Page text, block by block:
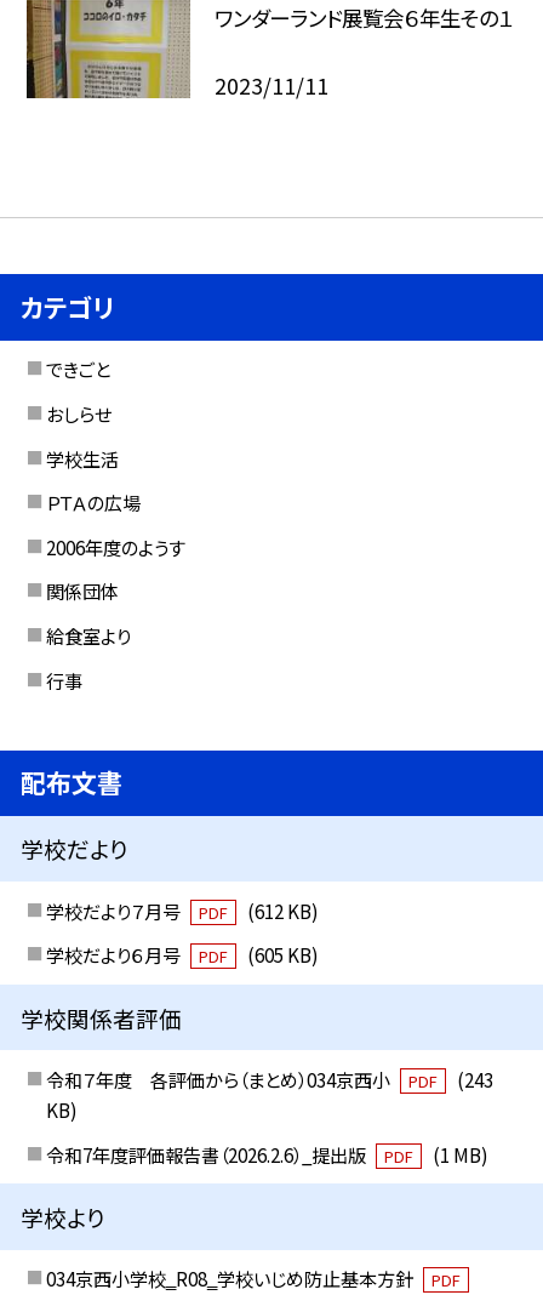
ワンダーランド展覧会６年生その１
2023/11/11
カテゴリ
できごと
おしらせ
学校生活
ＰＴＡの広場
2006年度のようす
関係団体
給食室より
行事
配布文書
学校だより
学校だより７月号 PDF
(612 KB)
学校だより６月号
PDF (605 KB)
学校関係者評価
令和７年度 各評価から（まとめ）034京西小 PDF
(243
KB)
令和7年度評価報告書（2026.2.6）_提出版
PDF (1 MB)
学校より
034京西小学校‗R08‗学校いじめ防止基本方針 PDF